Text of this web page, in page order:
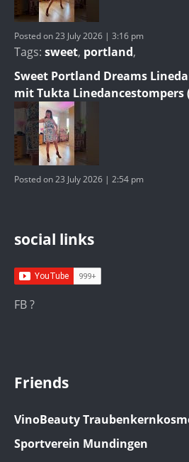
Posted on 23 July 2026 | 3:16 pm
Tags: sweet, portland,
Sweet Portland Dreams
mit Tukta Linedancestompers
Posted on 23 July 2026 | 2:54 pm
social links
FB ?
Friends
VinoBeauty
Sportverein Mundingen